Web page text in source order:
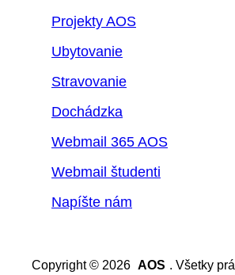
Projekty AOS
Ubytovanie
Stravovanie
Dochádzka
Webmail 365 AOS
Webmail študenti
Napíšte nám
Copyright © 2026 AOS . Všetky